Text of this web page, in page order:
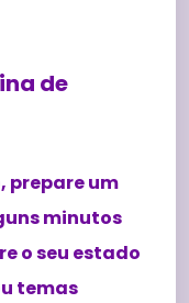
de
prepare um
minutos
o seu estado
temas